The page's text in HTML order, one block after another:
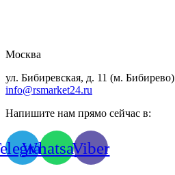
Москва
ул. Бибиревская, д. 11 (м. Бибирево)
info@rsmarket24.ru
Напишите нам прямо сейчас в:
WhatsappViber